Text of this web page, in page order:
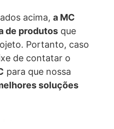
acima, a MC
de produtos que
Portanto, caso
de contatar o
para que nossa
soluções
dados excessivos ou
Portabilidade;
Revisão de decisões
para atender às suas
poderá solicitar o
juridico@mc-
dúvida ou se quiser